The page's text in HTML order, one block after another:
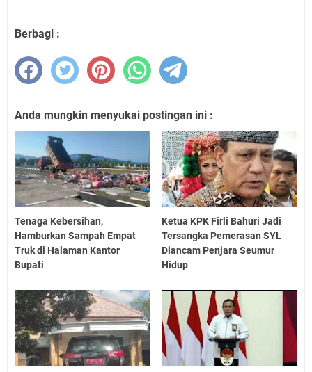
Berbagi :
Anda mungkin menyukai postingan ini :
Tenaga Kebersihan,
Hamburkan Sampah Empat
Truk di Halaman Kantor
Bupati
Ketua KPK Firli Bahuri Jadi
Tersangka Pemerasan SYL
Diancam Penjara Seumur
Hidup